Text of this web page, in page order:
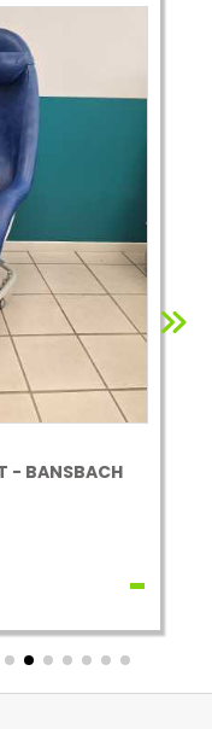
- BANSBACH